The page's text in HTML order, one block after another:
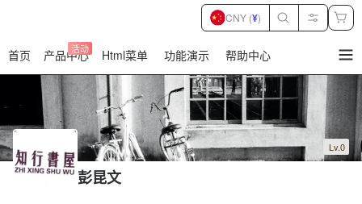
首页 产品中心
活动 Html菜单 功能演示 帮助中心
CNY (¥)
Lv.0
彭昆文